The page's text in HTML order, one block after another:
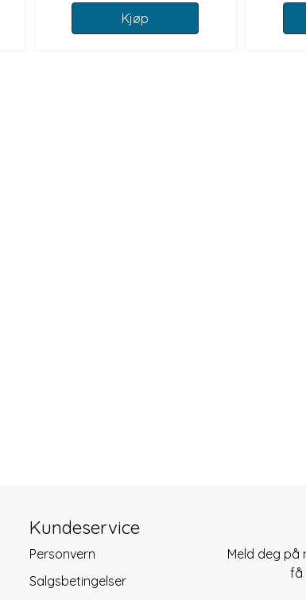
Kjøp
Kundeservice
Personvern
Salgsbetingelser
Meld deg på
få